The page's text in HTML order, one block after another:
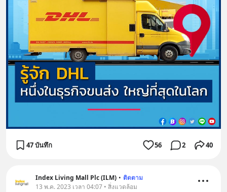
47 บันทึก 56 2 40
Index Living Mall Plc (ILM) • ติดตาม
13 พ.ค. 2023 เวลา 04:07 • สิ่งแวดล้อม